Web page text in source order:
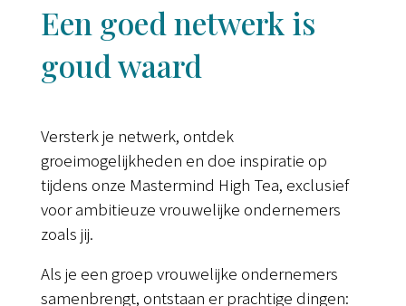
Een goed netwerk is
goud waard
Versterk je netwerk, ontdek
groeimogelijkheden en doe inspiratie op
tijdens onze Mastermind High Tea, exclusief
voor ambitieuze vrouwelijke ondernemers
zoals jij.
Als je een groep vrouwelijke ondernemers
samenbrengt, ontstaan er prachtige dingen: